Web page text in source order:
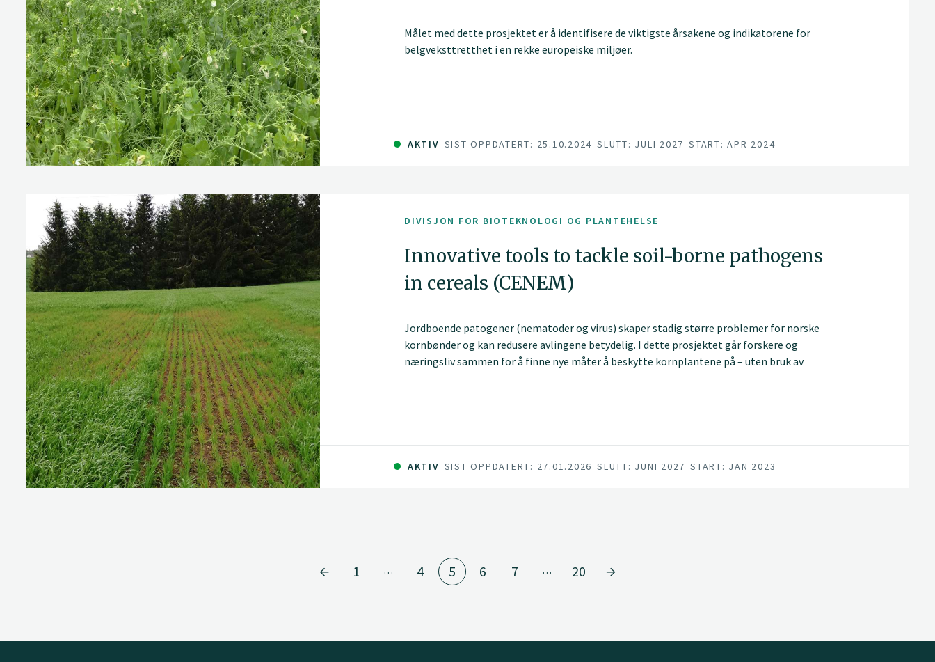
Målet med dette prosjektet er å identifisere de viktigste årsakene og indikatorene for
belgveksttretthet i en rekke europeiske miljøer.
AKTIV SIST OPPDATERT: 25.10.2024 SLUTT: JULI 2027 START: APR 2024
DIVISJON FOR BIOTEKNOLOGI OG PLANTEHELSE
Innovative tools to tackle soil-borne pathogens
in cereals (CENEM)
Jordboende patogener (nematoder og virus) skaper stadig større problemer for norske
kornbønder og kan redusere avlingene betydelig. I dette prosjektet går forskere og
næringsliv sammen for å finne nye måter å beskytte kornplantene på – uten bruk av
AKTIV SIST OPPDATERT: 27.01.2026 SLUTT: JUNI 2027 START: JAN 2023
1 … 4 5 6 7 … 20